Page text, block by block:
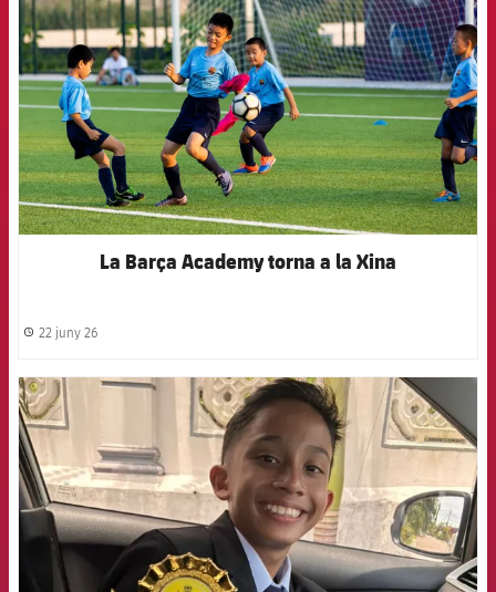
La Barça Academy torna a la Xina
label.share.clock
22 juny 26
FCB Barcelona badge